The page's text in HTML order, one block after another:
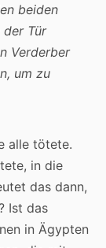
beiden
der Tür
Verderber
um zu
alle tötete.
in die
das dann,
Ist das
in Ägypten